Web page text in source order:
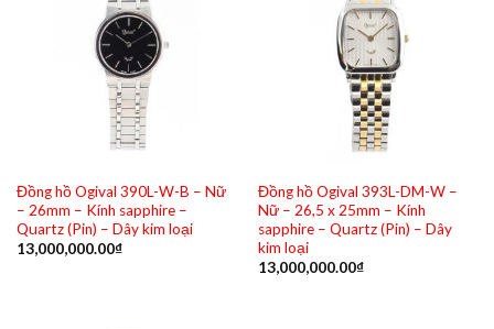
Đồng hồ Ogival 390L-W-B – Nữ
– 26mm – Kính sapphire –
Quartz (Pin) – Dây kim loại
13,000,000.00₫
Đồng hồ Ogival 393L-DM-W –
Nữ – 26,5 x 25mm – Kính
sapphire – Quartz (Pin) – Dây
kim loại
13,000,000.00₫